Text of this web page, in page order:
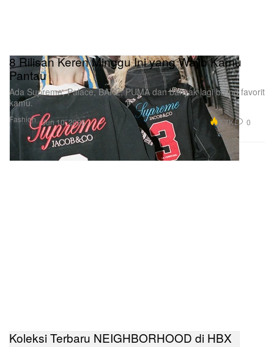
Fashion
8 Rilisan Keren Minggu Ini yang Wajib Kamu
Pantau
Ada Supreme, Palace, BAPE, PUMA dan banyak lagi brand favorit
kamu.
Jun 10, 2026 2.7K 0
Koleksi Terbaru NEIGHBORHOOD di HBX